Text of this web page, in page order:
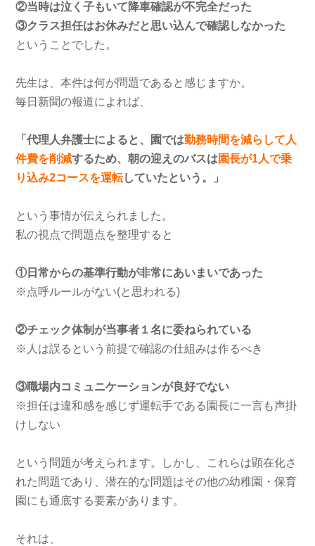
②当時は泣く子もいて降車確認が不完全だった
③クラス担任はお休みだと思い込んで確認しなかった
ということでした。
先生は、本件は何が問題であると感じますか。
毎日新聞の報道によれば、
「代理人弁護士によると、園では勤務時間を減らして人
件費を削減するため、朝の迎えのバスは園長が1人で乗
り込み2コースを運転していたという。」
という事情が伝えられました。
私の視点で問題点を整理すると
①日常からの基準行動が非常にあいまいであった
※点呼ルールがない(と思われる)
②チェック体制が当事者１名に委ねられている
※人は誤るという前提で確認の仕組みは作るべき
③職場内コミュニケーションが良好でない
※担任は違和感を感じず運転手である園長に一言も声掛
けしない
という問題が考えられます。しかし、これらは顕在化さ
れた問題であり、潜在的な問題はその他の幼稚園・保育
園にも通底する要素があります。
それは、